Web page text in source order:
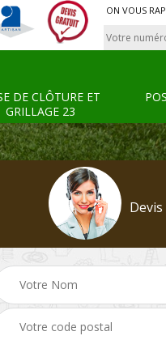
ON VOUS
DE CLÔTURE ET
GRILLAGE 23
Tonte et réfection de